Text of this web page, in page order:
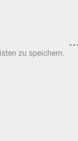
zu speichern.